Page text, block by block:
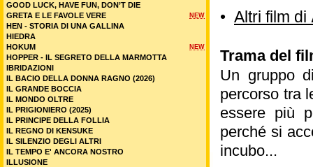
• Altri film di
Trama del
Un gruppo
percorso tra
essere più
perché si
incubo...
GOOD LUCK, HAVE FUN, DON’T DIE
NEW
GRETA E LE FAVOLE VERE
HEN - STORIA DI UNA GALLINA
HIEDRA
NEW
HOKUM
HOPPER - IL SEGRETO DELLA MARMOTTA
IBRIDAZIONI
IL BACIO DELLA DONNA RAGNO (2026)
IL GRANDE BOCCIA
IL MONDO OLTRE
IL PRIGIONIERO (2025)
IL PRINCIPE DELLA FOLLIA
IL REGNO DI KENSUKE
IL SILENZIO DEGLI ALTRI
IL TEMPO E' ANCORA NOSTRO
ILLUSIONE